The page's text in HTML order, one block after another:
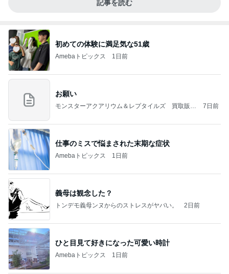
記事を読む
初めての体験に満足気な51歳
Amebaトピックス 1日前
お願い
モンスターアクアリウム＆レプタイルズ 買取販売
7日前
仕事のミスで悩まされた末期な症状
Amebaトピックス 1日前
義母は観念した？
トンデモ義母ンヌからのストレスがヤバい。 2日前
ひと目見て好きになった可愛い時計
Amebaトピックス 1日前